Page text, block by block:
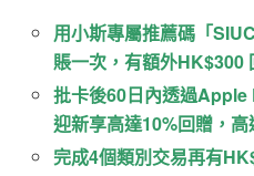
用小斯專屬推薦碼「
賬一次 ，有額外HK$300
批卡後60日內透過Apple
迎新享高達10%回贈，高
完成4個類別交易再有